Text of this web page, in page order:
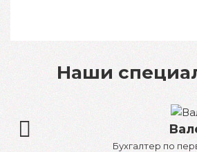
Наши
Валентина
Бухгалтер по первичной